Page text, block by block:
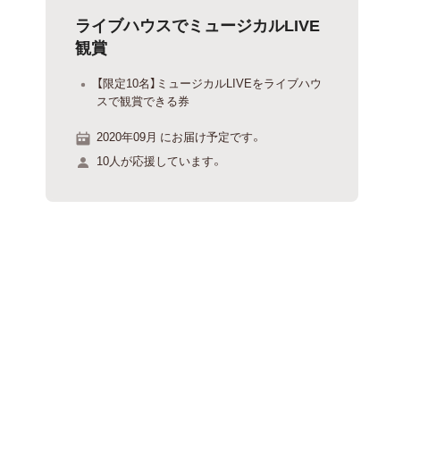
ライブハウスでミュージカルLIVE
観賞
【限定10名】ミュージカルLIVEをライブハウ
スで観賞できる券
2020年09月 にお届け予定です。
10人が応援しています。